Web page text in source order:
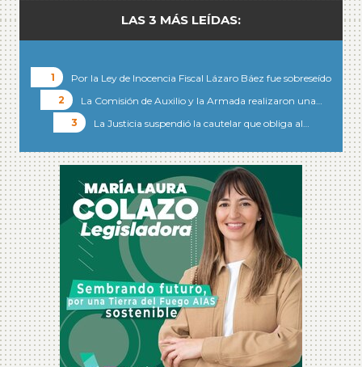
LAS 3 MÁS LEÍDAS:
Por la Ley de Inocencia Fiscal Lázaro Báez fue sobreseído
La Comisión de Auxilio y la Armada realizaron una…
La Justicia suspendió la cautelar que obliga al…